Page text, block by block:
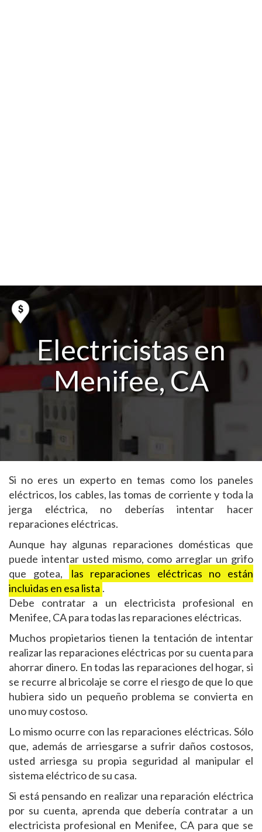
Electricistas en
Menifee, CA
Si no eres un experto en temas como los paneles
eléctricos, los cables, las tomas de corriente y toda la
jerga eléctrica, no deberías intentar hacer
reparaciones eléctricas.
Aunque hay algunas reparaciones domésticas que
puede intentar usted mismo, como arreglar un grifo
que gotea,
las reparaciones eléctricas no están
incluidas en esa lista .
Debe contratar a un electricista profesional en
Menifee, CA para todas las reparaciones eléctricas.
Muchos propietarios tienen la tentación de intentar
realizar las reparaciones eléctricas por su cuenta para
ahorrar dinero. En todas las reparaciones del hogar, si
se recurre al bricolaje se corre el riesgo de que lo que
hubiera sido un pequeño problema se convierta en
uno muy costoso.
Lo mismo ocurre con las reparaciones eléctricas. Sólo
que, además de arriesgarse a sufrir daños costosos,
usted arriesga su propia seguridad al manipular el
sistema eléctrico de su casa.
Si está pensando en realizar una reparación eléctrica
por su cuenta, aprenda que debería contratar a un
electricista profesional en Menifee, CA para que se